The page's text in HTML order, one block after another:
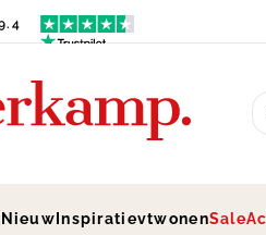
Nieuw InspiratievtwonenSale